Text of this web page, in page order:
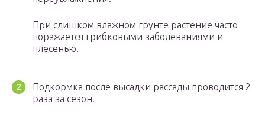
При слишком влажном грунте растение часто
поражается грибковыми заболеваниями и
плесенью.
Подкормка после высадки рассады проводится 2
раза за сезон.